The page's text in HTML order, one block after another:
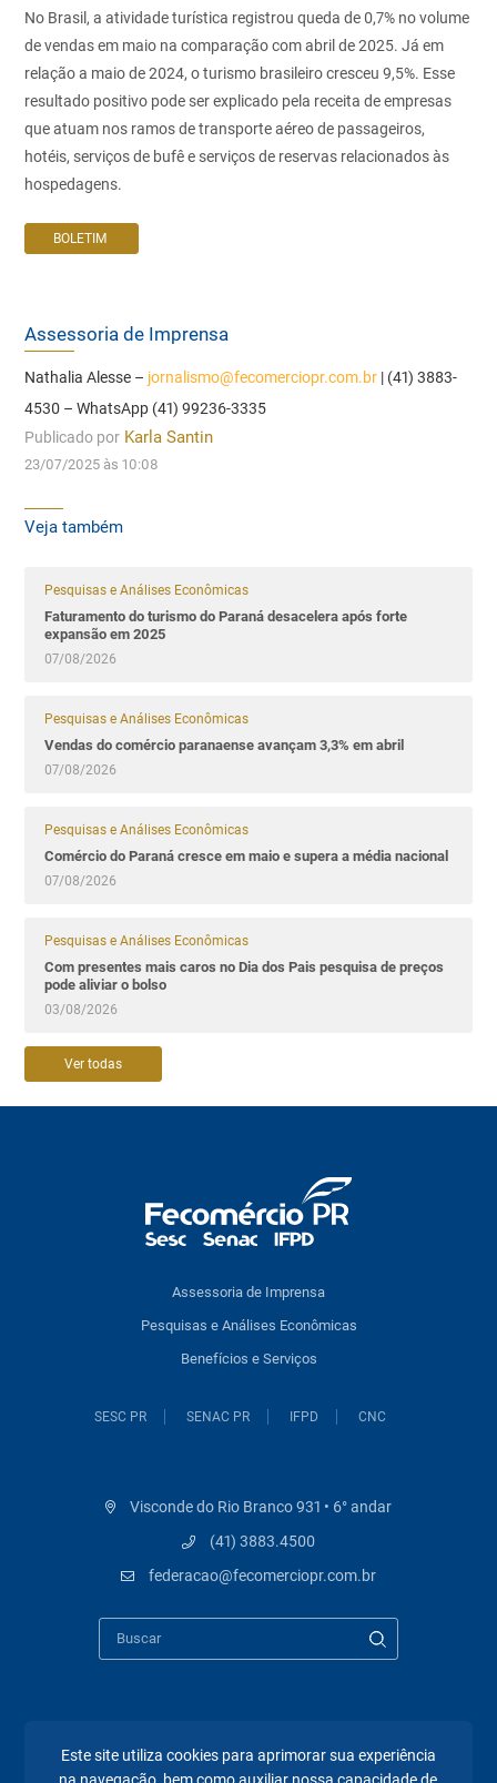
No Brasil, a atividade turística registrou queda de 0,7% no volume
de vendas em maio na comparação com abril de 2025. Já em
relação a maio de 2024, o turismo brasileiro cresceu 9,5%. Esse
resultado positivo pode ser explicado pela receita de empresas
que atuam nos ramos de transporte aéreo de passageiros,
hotéis, serviços de bufê e serviços de reservas relacionados às
hospedagens.
BOLETIM
Assessoria de Imprensa
Nathalia Alesse – jornalismo@fecomerciopr.com.br | (41) 3883-
4530 – WhatsApp (41) 99236-3335
Publicado por Karla Santin
23/07/2025 às 10:08
Veja também
Pesquisas e Análises Econômicas
Faturamento do turismo do Paraná desacelera após forte
expansão em 2025
07/08/2026
Pesquisas e Análises Econômicas
Vendas do comércio paranaense avançam 3,3% em abril
07/08/2026
Pesquisas e Análises Econômicas
Comércio do Paraná cresce em maio e supera a média nacional
07/08/2026
Pesquisas e Análises Econômicas
Com presentes mais caros no Dia dos Pais pesquisa de preços
pode aliviar o bolso
03/08/2026
Ver todas
Assessoria de Imprensa
Pesquisas e Análises Econômicas
Benefícios e Serviços
SESC PR SENAC PR IFPD CNC
Visconde do Rio Branco 931 • 6° andar
(41) 3883.4500
federacao@fecomerciopr.com.br
Este site utiliza cookies para aprimorar sua experiência